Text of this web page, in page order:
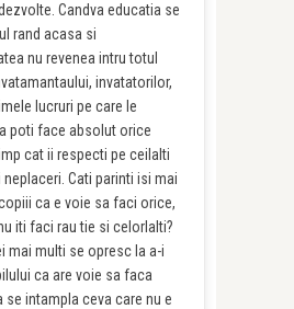
Candva educatia se
rand acasa si
nu revenea intru totul
invatatorilor,
lucruri pe care le
poti face absolut orice
cat ii respecti pe ceilalti
Cati parinti isi mai
ca e voie sa faci orice,
iti faci rau tie si celorlalti?
mai multi se opresc la a-i
ca are voie sa faca
se intampla ceva care nu e